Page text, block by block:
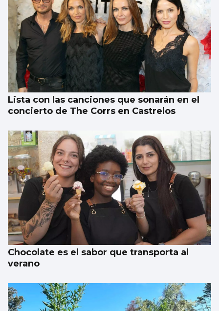
Lista con las canciones que sonarán en el
concierto de The Corrs en Castrelos
Chocolate es el sabor que transporta al
verano